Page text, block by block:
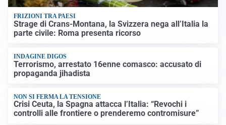
FRIZIONI TRA PAESI
Strage di Crans-Montana, la Svizzera nega all’Italia la
parte civile: Roma presenta ricorso
INDAGINE DIGOS
Terrorismo, arrestato 16enne comasco: accusato di
propaganda jihadista
NON SI FERMA LA TENSIONE
Crisi Ceuta, la Spagna attacca l’Italia: “Revochi i
controlli alle frontiere o prenderemo contromisure”